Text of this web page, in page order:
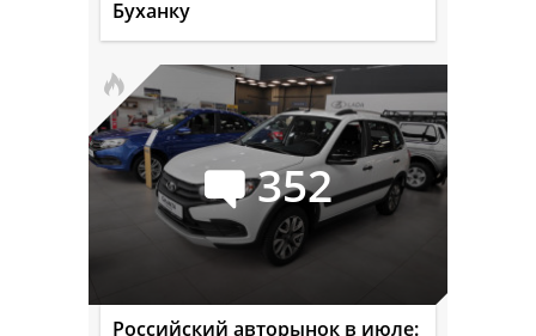
Буханку
352
Российский авторынок в июле: